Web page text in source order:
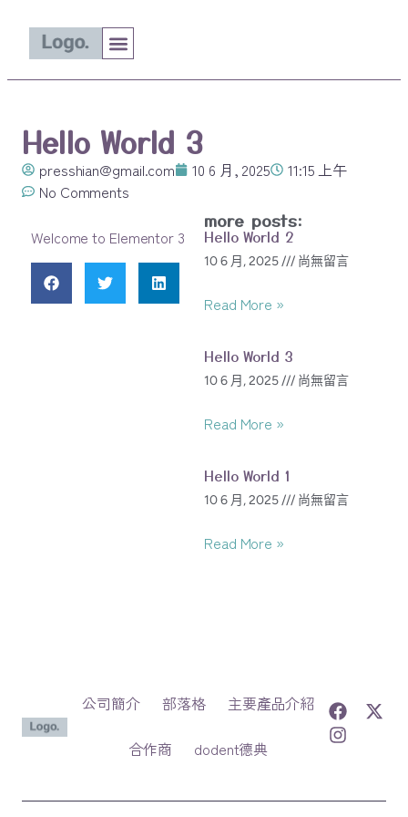
Hello World 3
presshian@gmail.com 10 6 月, 2025
11:15 上午
No Comments
Welcome to Elementor 3
more posts:
Hello World 2
10 6 月, 2025 尚無留言
Read More »
Hello World 3
10 6 月, 2025 尚無留言
Read More »
Hello World 1
10 6 月, 2025 尚無留言
Read More »
公司簡介 部落格 主要產品介紹
合作商 dodent德典